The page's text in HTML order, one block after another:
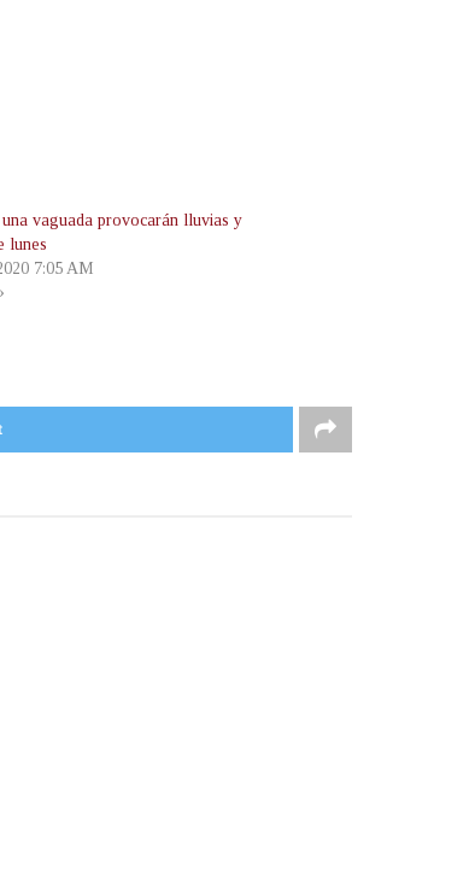
vaguada provocarán lluvias y
lunes
7:05 AM